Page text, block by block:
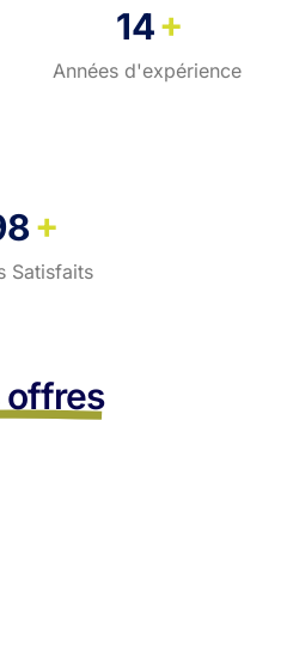
14+
Années d'expérience
+
Satisfaits
offres